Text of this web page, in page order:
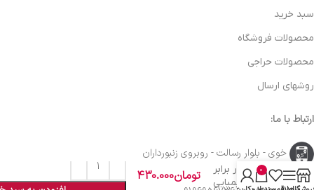
سبد خرید
محصولات فروشگاه
محصولات حراجی
روشهای ارسال
ارتباط با ما:
خوی - بلوار رسالت - روبروی زنبورداران
قلم صفرشویی
مقاوم در برابر
مواد شیمیایی
تومان430.000 0